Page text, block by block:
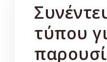
τύπου